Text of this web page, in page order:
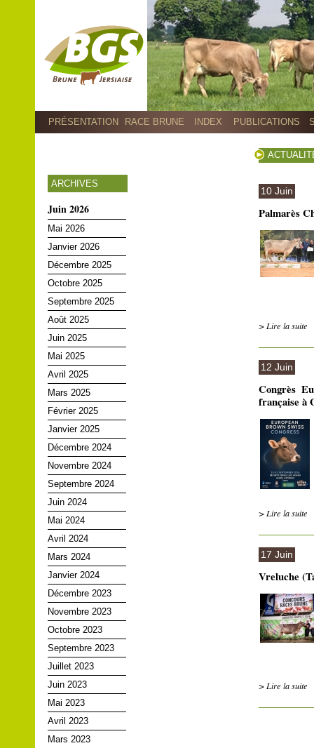
PRÉSENTATION RACE BRUNE INDEX PUBLICATIONS
ARCHIVES
Juin 2026
Mai 2026
Janvier 2026
Décembre 2025
Octobre 2025
Septembre 2025
Août 2025
Juin 2025
Mai 2025
Avril 2025
Mars 2025
Février 2025
Janvier 2025
Décembre 2024
Novembre 2024
Septembre 2024
Juin 2024
Mai 2024
Avril 2024
Mars 2024
Janvier 2024
Décembre 2023
Novembre 2023
Octobre 2023
Septembre 2023
Juillet 2023
Juin 2023
Mai 2023
Avril 2023
Mars 2023
10 Juin
Palmarès
> Lire la suite
12 Juin
Congrès
française à
> Lire la suite
17 Juin
Vreluche
> Lire la suite